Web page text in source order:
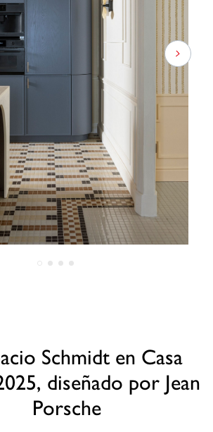
Schmidt en Casa
diseñado por Jean
Porsche